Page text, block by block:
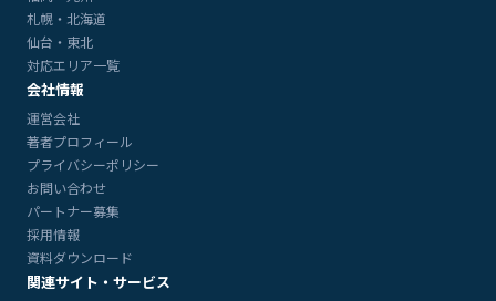
札幌・北海道
仙台・東北
対応エリア一覧
会社情報
運営会社
著者プロフィール
プライバシーポリシー
お問い合わせ
パートナー募集
採用情報
資料ダウンロード
関連サイト・サービス